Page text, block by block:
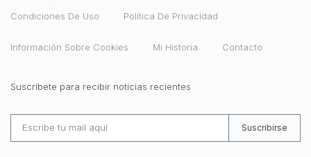
Condiciones De Uso Política De Privacidad
Información Sobre Cookies Mi Historia Contacto
Suscríbete para recibir noticias recientes
Suscribirse